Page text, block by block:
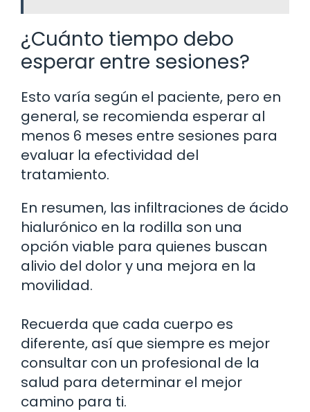
¿Cuánto tiempo debo
esperar entre sesiones?
Esto varía según el paciente, pero en
general, se recomienda esperar al
menos 6 meses entre sesiones para
evaluar la efectividad del
tratamiento.
En resumen, las infiltraciones de ácido
hialurónico en la rodilla son una
opción viable para quienes buscan
alivio del dolor y una mejora en la
movilidad.
Recuerda que cada cuerpo es
diferente, así que siempre es mejor
consultar con un profesional de la
salud para determinar el mejor
camino para ti.